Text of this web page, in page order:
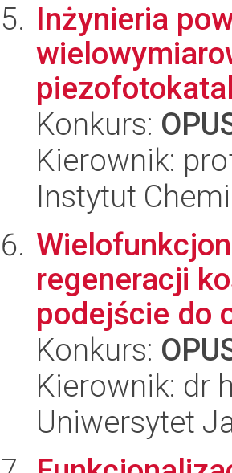
Inżynieria
Konkurs:
Kierownik:
Instytut
regeneracji
podejście do
Konkurs:
Kierownik: dr
Uniwersytet